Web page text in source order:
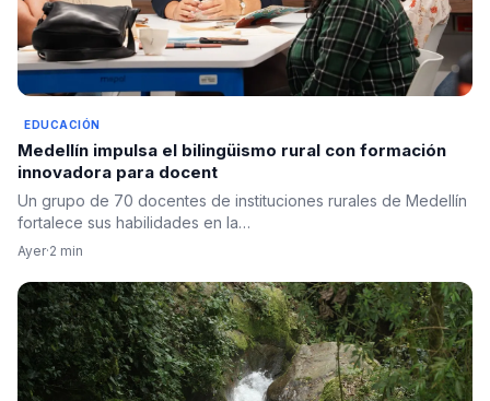
EDUCACIÓN
Medellín impulsa el bilingüismo rural con formación
innovadora para docent
Un grupo de 70 docentes de instituciones rurales de Medellín
fortalece sus habilidades en la…
Ayer·2 min